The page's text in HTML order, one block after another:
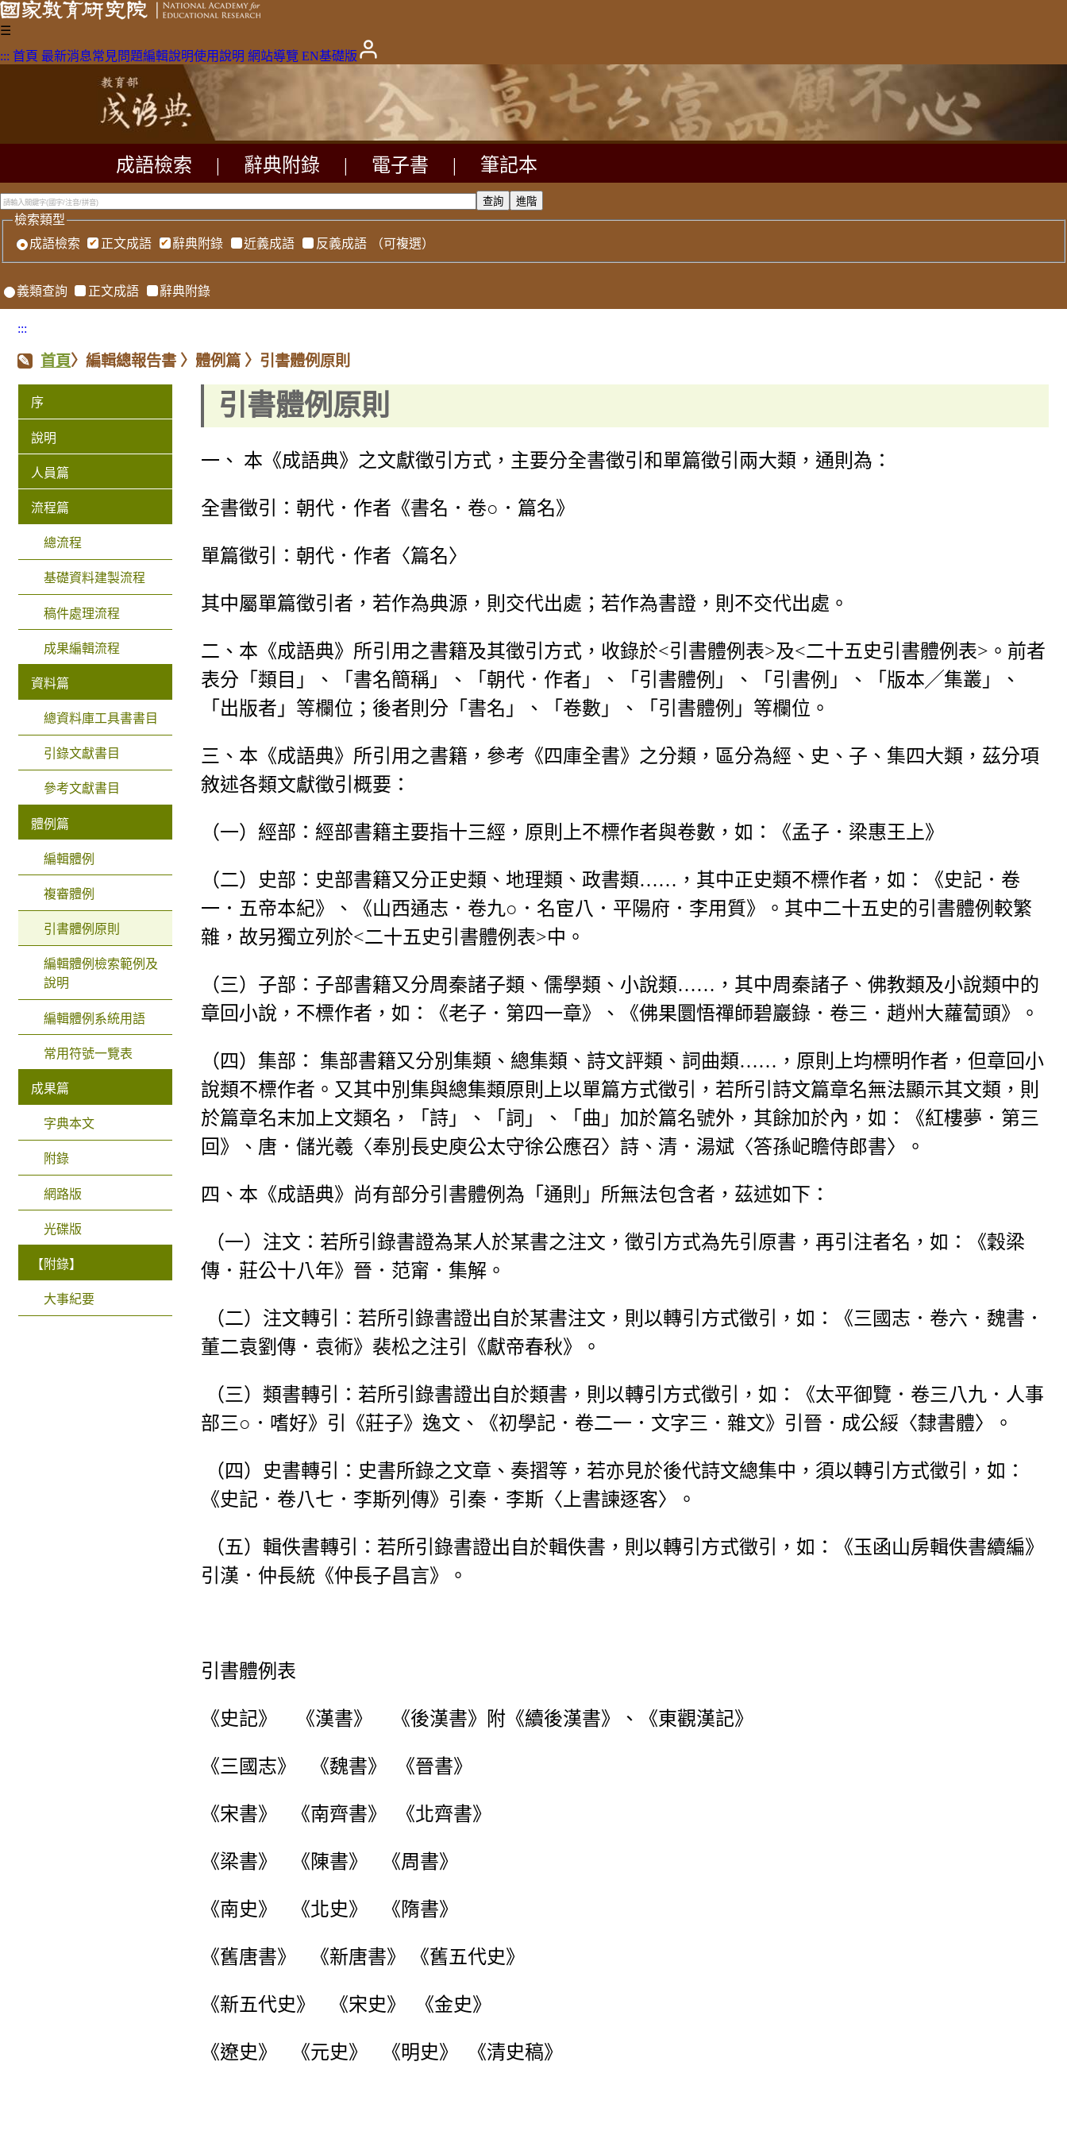
☰
::: 首頁 最新消息常見問題編輯說明使用說明 網站導覽 EN基礎版
成語檢索 辭典附錄 電子書 筆記本
檢索類型
成語檢索
正文成語 辭典附錄 近義成語 反義成語 （可複選）
義類查詢 正文成語 辭典附錄
:::
首頁〉編輯總報告書 〉 體例篇 〉 引書體例原則
序
說明
人員篇
流程篇
總流程
基礎資料建製流程
稿件處理流程
成果編輯流程
資料篇
總資料庫工具書書目
引錄文獻書目
參考文獻書目
體例篇
編輯體例
複審體例
引書體例原則
編輯體例檢索範例及
說明
編輯體例系統用語
常用符號一覽表
成果篇
字典本文
附錄
網路版
光碟版
【附錄】
大事紀要
引書體例原則
一、 本《成語典》之文獻徵引方式，主要分全書徵引和單篇徵引兩大類，通則為：
全書徵引：朝代．作者《書名．卷○．篇名》
單篇徵引：朝代．作者〈篇名〉
其中屬單篇徵引者，若作為典源，則交代出處；若作為書證，則不交代出處。
二、本《成語典》所引用之書籍及其徵引方式，收錄於<引書體例表>及<二十五史引書體例表>。前者
表分「類目」、「書名簡稱」、「朝代．作者」、「引書體例」、「引書例」、「版本╱集叢」、
「出版者」等欄位；後者則分「書名」、「卷數」、「引書體例」等欄位。
三、本《成語典》所引用之書籍，參考《四庫全書》之分類，區分為經、史、子、集四大類，茲分項
敘述各類文獻徵引概要：
（一）經部：經部書籍主要指十三經，原則上不標作者與卷數，如：《孟子．梁惠王上》
（二）史部：史部書籍又分正史類、地理類、政書類……，其中正史類不標作者，如：《史記．卷
一．五帝本紀》、《山西通志．卷九○．名宦八．平陽府．李用質》。其中二十五史的引書體例較繁
雜，故另獨立列於<二十五史引書體例表>中。
（三）子部：子部書籍又分周秦諸子類、儒學類、小說類……，其中周秦諸子、佛教類及小說類中的
章回小說，不標作者，如：《老子．第四一章》、《佛果圜悟禪師碧巖錄．卷三．趙州大蘿蔔頭》。
（四）集部： 集部書籍又分別集類、總集類、詩文評類、詞曲類……，原則上均標明作者，但章回小
說類不標作者。又其中別集與總集類原則上以單篇方式徵引，若所引詩文篇章名無法顯示其文類，則
於篇章名末加上文類名，「詩」、「詞」、「曲」加於篇名號外，其餘加於內，如：《紅樓夢．第三
回》、唐．儲光羲〈奉別長史庾公太守徐公應召〉詩、清．湯斌〈答孫屺瞻侍郎書〉。
四、本《成語典》尚有部分引書體例為「通則」所無法包含者，茲述如下：
（一）注文：若所引錄書證為某人於某書之注文，徵引方式為先引原書，再引注者名，如：《穀梁
傳．莊公十八年》晉．范甯．集解。
（二）注文轉引：若所引錄書證出自於某書注文，則以轉引方式徵引，如：《三國志．卷六．魏書．
董二袁劉傳．袁術》裴松之注引《獻帝春秋》。
（三）類書轉引：若所引錄書證出自於類書，則以轉引方式徵引，如：《太平御覽．卷三八九．人事
部三○．嗜好》引《莊子》逸文、《初學記．卷二一．文字三．雜文》引晉．成公綏〈隸書體〉。
（四）史書轉引：史書所錄之文章、奏摺等，若亦見於後代詩文總集中，須以轉引方式徵引，如：
《史記．卷八七．李斯列傳》引秦．李斯〈上書諫逐客〉。
（五）輯佚書轉引：若所引錄書證出自於輯佚書，則以轉引方式徵引，如：《玉函山房輯佚書續編》
引漢．仲長統《仲長子昌言》。
引書體例表
《史記》 《漢書》 《後漢書》附《續後漢書》、《東觀漢記》
《三國志》 《魏書》 《晉書》
《宋書》 《南齊書》 《北齊書》
《梁書》 《陳書》 《周書》
《南史》 《北史》 《隋書》
《舊唐書》 《新唐書》 《舊五代史》
《新五代史》 《宋史》 《金史》
《遼史》 《元史》 《明史》 《清史稿》